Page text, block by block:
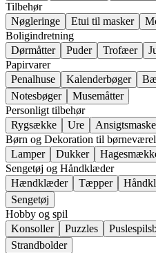
Tilbehør
Nøgleringe
Etui til masker
Boligindretning
Dørmåtter
Puder Trofæer
Papirvarer
Penalhuse
Kalenderbøger
Notesbøger
Musemåtter
Personligt tilbehør
Rygsække
Ure
Børn og Dekoration til
Lamper
Dukker
Sengetøj og Håndklæder
Hændklæder
Tæpper
Sengetøj
Hobby og spil
Konsoller
Puzzles
Strandbolder